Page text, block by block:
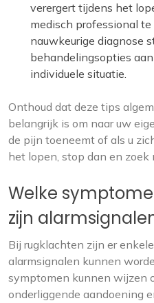
verergert tijdens het
medisch professional
nauwkeurige diagnose
behandelingsopties
individuele situatie.
Onthoud dat deze tips
belangrijk is om naar uw
de pijn toeneemt of als u
het lopen, stop dan en zoek
Welke
zijn
Bij rugklachten zijn er
alarmsignalen kunnen
symptomen kunnen wijzen
onderliggende aandoening